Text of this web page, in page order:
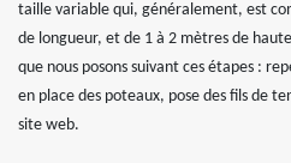
taille variable qui, généralement, est
de longueur, et de 1 à 2 mètres de
que nous posons suivant ces étapes :
en place des poteaux, pose des fils de
site web.